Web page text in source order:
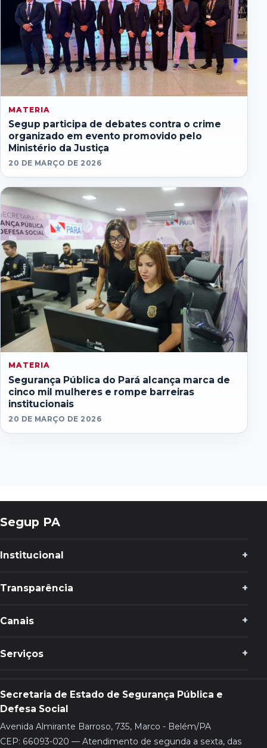
MATERIA
Segup participa de debates contra o crime
organizado em evento promovido pelo
Ministério da Justiça
20 DE MARÇO DE 2026
MATERIA
Segurança Pública do Pará alcança marca de
cinco mil mulheres e rompe barreiras
institucionais
20 DE MARÇO DE 2026
Segup PA
Institucional
Transparência
Canais
Serviços
Secretaria de Estado de Segurança Pública e
Defesa Social
Avenida Almirante Barroso, 735, Marco - Belém/PA
CEP: 66093-020 — Atendimento de segunda a sexta, das